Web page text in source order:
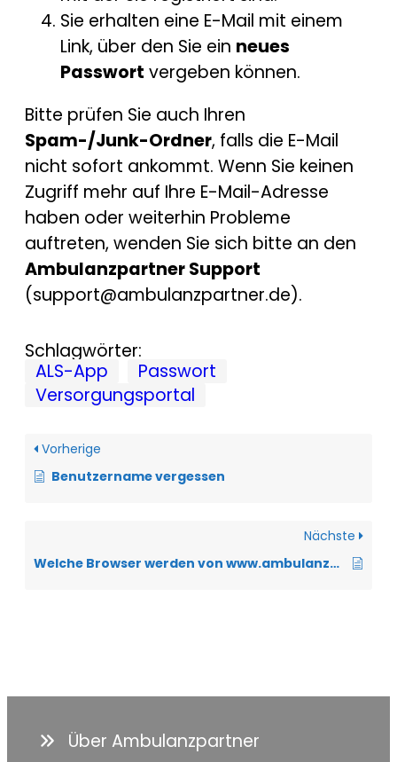
Sie erhalten eine E-Mail mit einem
Link, über den Sie ein neues
Passwort vergeben können.
Bitte prüfen Sie auch Ihren
Spam-/Junk-Ordner, falls die E-Mail
nicht sofort ankommt. Wenn Sie keinen
Zugriff mehr auf Ihre E-Mail-Adresse
haben oder weiterhin Probleme
auftreten, wenden Sie sich bitte an den
Ambulanzpartner Support
(support@ambulanzpartner.de).
Schlagwörter:
ALS-App
Passwort
Versorgungsportal
Vorherige
Benutzername vergessen
Nächste
Welche Browser werden von www.ambulanzpartner.de unterstützt?
Über Ambulanzpartner